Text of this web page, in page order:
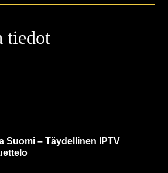
tiedot
Suomi – Täydellinen IPTV